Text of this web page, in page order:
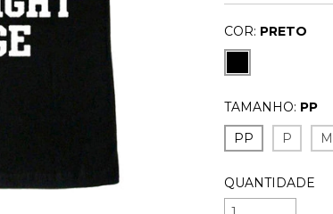
COR: PRETO
TAMANHO: PP
PP
P M
QUANTIDADE